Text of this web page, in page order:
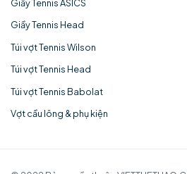
Giầy Tennis ASICS
Giầy Tennis Head
Túi vợt Tennis Wilson
Túi vợt Tennis Head
Túi vợt Tennis Babolat
Vợt cầu lông & phụ kiện